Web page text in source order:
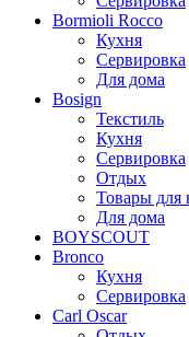
Bormioli Rocco
Кухня
Сервировка
Для дома
Bosign
Текстиль
Кухня
Сервировка
Отдых
Товары для
Для дома
BOYSCOUT
Bronco
Кухня
Сервировка
Carl Oscar